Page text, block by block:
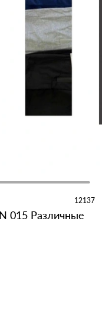
12137
015 Различные